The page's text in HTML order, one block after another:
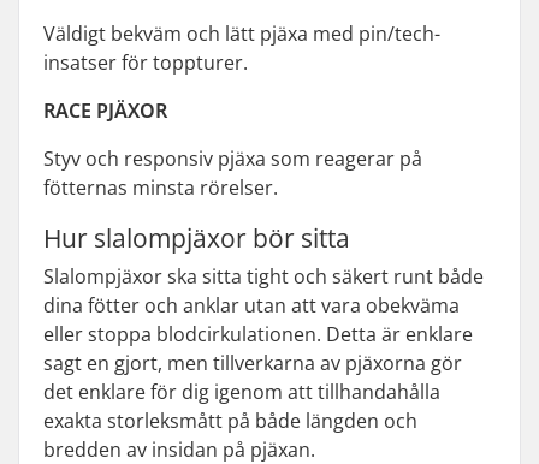
Väldigt bekväm och lätt pjäxa med pin/tech-
insatser för toppturer.
RACE PJÄXOR
Styv och responsiv pjäxa som reagerar på
fötternas minsta rörelser.
Hur slalompjäxor bör sitta
Slalompjäxor ska sitta tight och säkert runt både
dina fötter och anklar utan att vara obekväma
eller stoppa blodcirkulationen. Detta är enklare
sagt en gjort, men tillverkarna av pjäxorna gör
det enklare för dig igenom att tillhandahålla
exakta storleksmått på både längden och
bredden av insidan på pjäxan.